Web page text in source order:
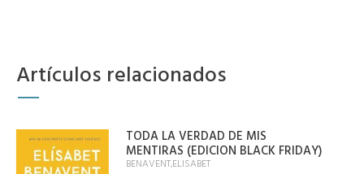
Artículos relacionados
TODA LA VERDAD DE MIS
MENTIRAS (EDICION BLACK FRIDAY)
BENAVENT,ELISABET